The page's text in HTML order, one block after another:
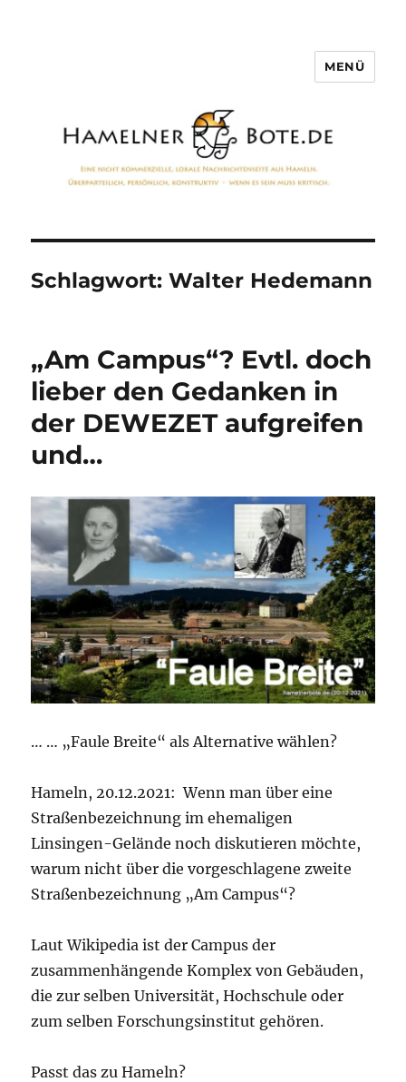
MENÜ
Schlagwort:Walter Hedemann
„Am Campus“? Evtl. doch
lieber den Gedanken in
der DEWEZET aufgreifen
und…
… … „Faule Breite“ als Alternative wählen?
Hameln, 20.12.2021: Wenn man über eine
Straßenbezeichnung im ehemaligen
Linsingen-Gelände noch diskutieren möchte,
warum nicht über die vorgeschlagene zweite
Straßenbezeichnung „Am Campus“?
Laut Wikipedia ist der Campus der
zusammenhängende Komplex von Gebäuden,
die zur selben Universität, Hochschule oder
zum selben Forschungsinstitut gehören.
Passt das zu Hameln?